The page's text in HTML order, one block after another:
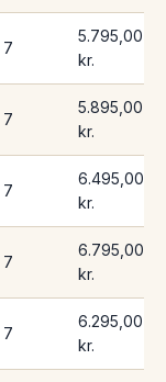
7
5.795,00
kr.
7
5.895,00
kr.
7
6.495,00
kr.
7
6.795,00
kr.
7
6.295,00
kr.